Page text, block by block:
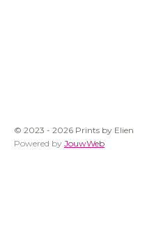
© 2023 - 2026 Prints by Elien
Powered by JouwWeb